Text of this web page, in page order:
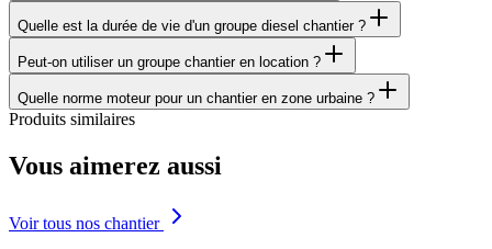
Quelle est la durée de vie d'un groupe diesel chantier ?
Peut-on utiliser un groupe chantier en location ?
Quelle norme moteur pour un chantier en zone urbaine ?
Produits similaires
Vous aimerez aussi
Voir tous nos chantier